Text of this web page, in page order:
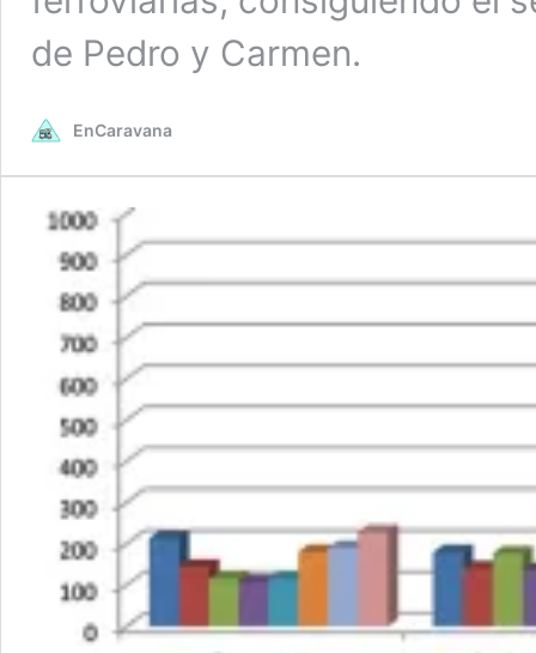
de Pedro y Carmen.
EnCaravana